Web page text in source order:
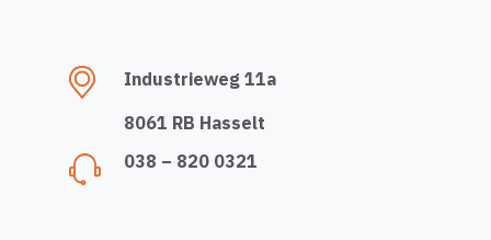
Industrieweg 11a
8061 RB Hasselt
038 – 820 0321